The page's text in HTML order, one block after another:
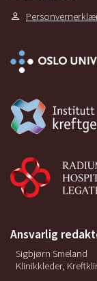
Ansvarlig
Sigbjørn Smeland
Klinikkleder,